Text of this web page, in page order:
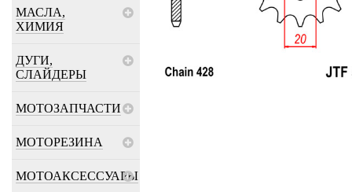
МАСЛА,
ХИМИЯ
ДУГИ,
СЛАЙДЕРЫ
МОТОЗАПЧАСТИ
МОТОРЕЗИНА
МОТОАКСЕССУАРЫ